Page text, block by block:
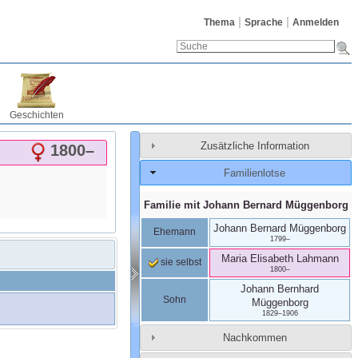
Thema Sprache Anmelden
Geschichten
1800– Zusätzliche Information
Familienlotse
Familie mit Johann Bernard Müggenborg
Ehemann Johann Bernard Müggenborg
1799–
sie selbst Maria Elisabeth Lahmann
1800–
Sohn
Johann Bernhard
Müggenborg
1829–1906
Nachkommen